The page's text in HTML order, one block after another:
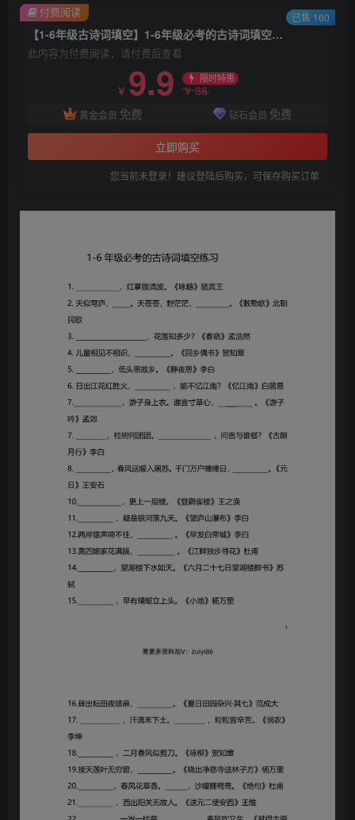
【1-6年级古诗词填空】1-6年级必考的古诗词填空练习（附答案）六上语文
此内容为付费阅读，请付费后查看
￥ 9.9 限时特惠
￥38
黄金会员 免费 钻石会员 免费
立即购买
您当前未登录！建议登陆后购买，可保存购买订单
付费阅读 已售 160